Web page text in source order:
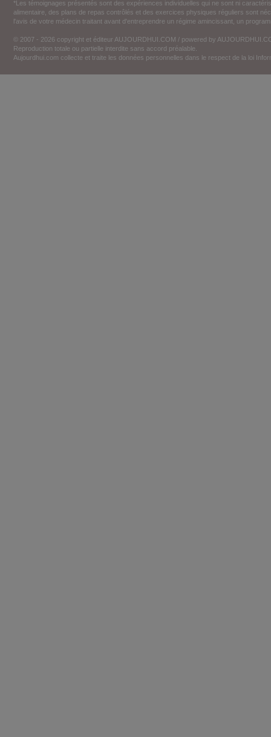
*Les témoignages présentés sont des expériences individuelles qui ne sont ni
alimentaire, des plans de repas contrôlés et des exercices physiques réguliers sont
l'avis de votre médecin traitant avant d'entreprendre un régime amincissant, un
© 2007 - 2026 copyright et éditeur AUJOURDHUI.COM / powered by
Reproduction totale ou partielle interdite sans accord préalable.
Aujourdhui.com collecte et traite les données personnelles dans le respect de la loi